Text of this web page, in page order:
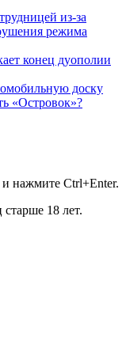
из-за
режима
конец дуополии
доску
«Островок»?
и нажмите Ctrl+Enter.
18 лет.